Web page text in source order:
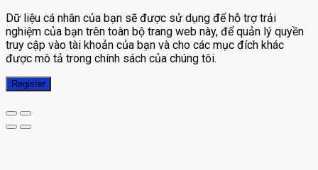
Dữ liệu cá nhân của bạn sẽ được sử dụng để hỗ trợ trải
nghiệm của bạn trên toàn bộ trang web này, để quản lý quyền
truy cập vào tài khoản của bạn và cho các mục đích khác
được mô tả trong chính sách của chúng tôi.
Register